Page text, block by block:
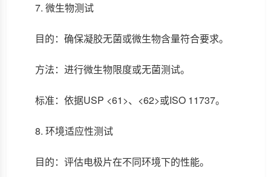
7. 微生物测试
目的：确保凝胶无菌或微生物含量符合要求。
方法：进行微生物限度或无菌测试。
标准：依据USP <61>、<62>或ISO 11737。
8. 环境适应性测试
目的：评估电极片在不同环境下的性能。